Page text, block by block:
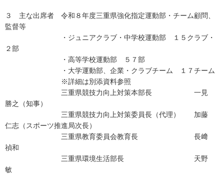
３ 主な出席者 令和８年度三重県強化指定運動部・チーム顧問、
監督等
・ジュニアクラブ・中学校運動部 １５クラブ・
２部
・高等学校運動部 ５７部
・大学運動部、企業・クラブチーム １７チーム
※詳細は別添資料参照
三重県競技力向上対策本部長 一見
勝之（知事）
三重県競技力向上対策委員長（代理） 加藤
仁志（スポーツ推進局次長）
三重県教育委員会教育長 長﨑
禎和
三重県環境生活部長 天野
敏